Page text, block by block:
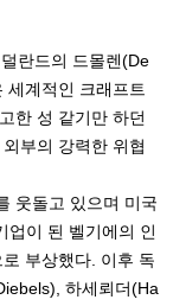
란드의 드몰렌(De
계적인 크래프트
한 성 같기만 하던
부의 강력한 위협
웃돌고 있으며 미국
업이 된 벨기에의 인
부상했다. 이후 독
하세뢰더(Ha